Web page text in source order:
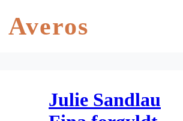
Averos
Julie Sandlau